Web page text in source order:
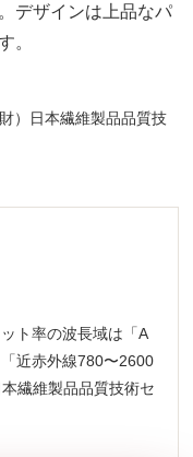
デザインは上品なパ
。
）日本繊維製品品質技
ト率の波長域は「A
近赤外線780〜2600
繊維製品品質技術セ